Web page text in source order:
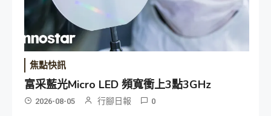
焦點快訊
富采藍光Micro LED 頻寬衝上3點3GHz
2026-08-05 行腳日報 0